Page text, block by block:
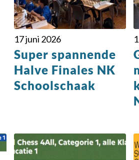
17 juni 2026
Super spannende
Halve Finales NK
Schoolschaak